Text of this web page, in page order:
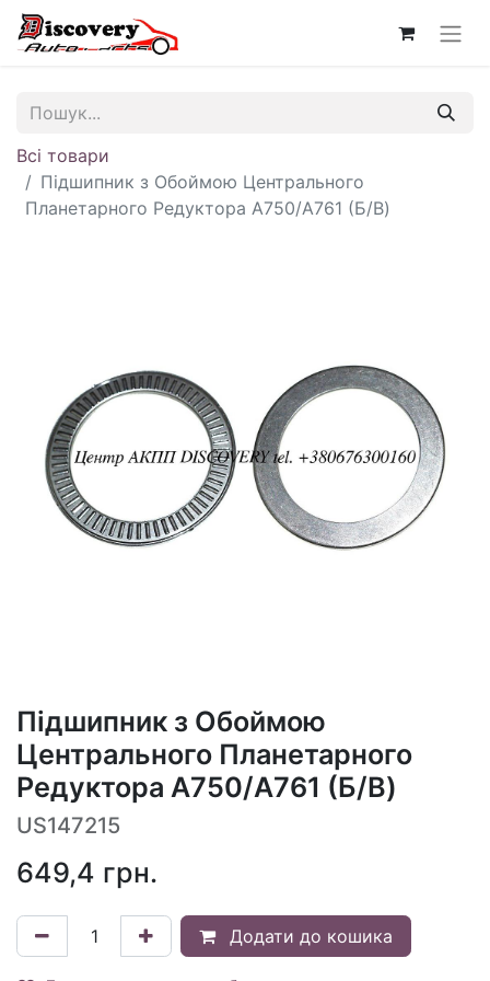
Всі товари
Підшипник з Обоймою Центрального
Планетарного Редуктора A750/A761 (Б/В)
Підшипник з Обоймою
Центрального Планетарного
Редуктора A750/A761 (Б/В)
US147215
649,4 грн.
Додати до кошика